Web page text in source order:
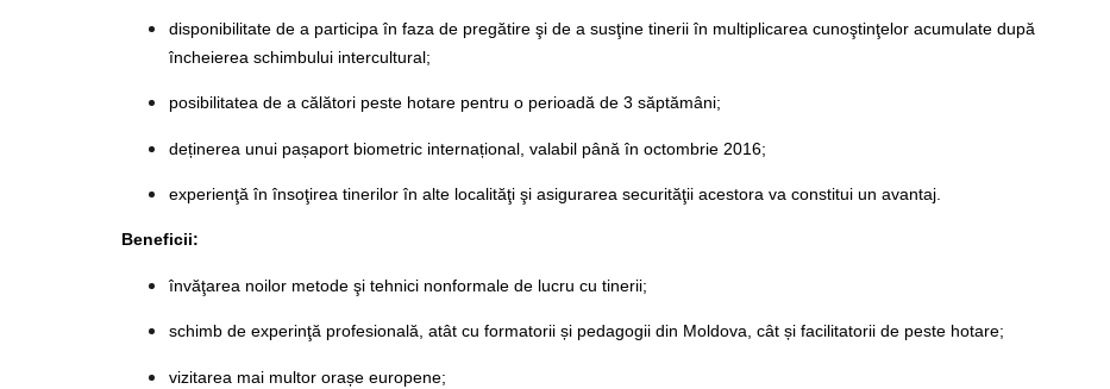
disponibilitate de a participa în faza de pregătire şi de a susţine tinerii în multiplicarea cunoştinţelor acumulate după
încheierea schimbului intercultural;
posibilitatea de a călători peste hotare pentru o perioadă de 3 săptămâni;
deținerea unui pașaport biometric internațional, valabil până în octombrie 2016;
experienţă în însoţirea tinerilor în alte localităţi şi asigurarea securităţii acestora va constitui un avantaj.
Beneficii:
învăţarea noilor metode şi tehnici nonformale de lucru cu tinerii;
schimb de experinţă profesională, atât cu formatorii și pedagogii din Moldova, cât și facilitatorii de peste hotare;
vizitarea mai multor orașe europene;